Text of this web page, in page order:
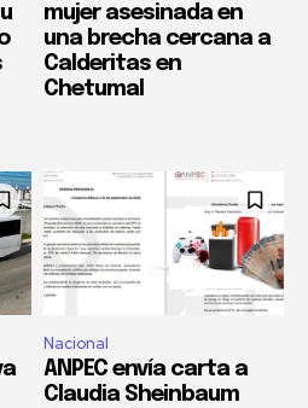
mujer asesinada en
una brecha cercana a
Calderitas en
Chetumal
Nacional
ANPEC envía carta a
Claudia Sheinbaum